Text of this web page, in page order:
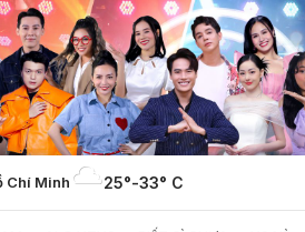
Chí Minh 25°-33° C